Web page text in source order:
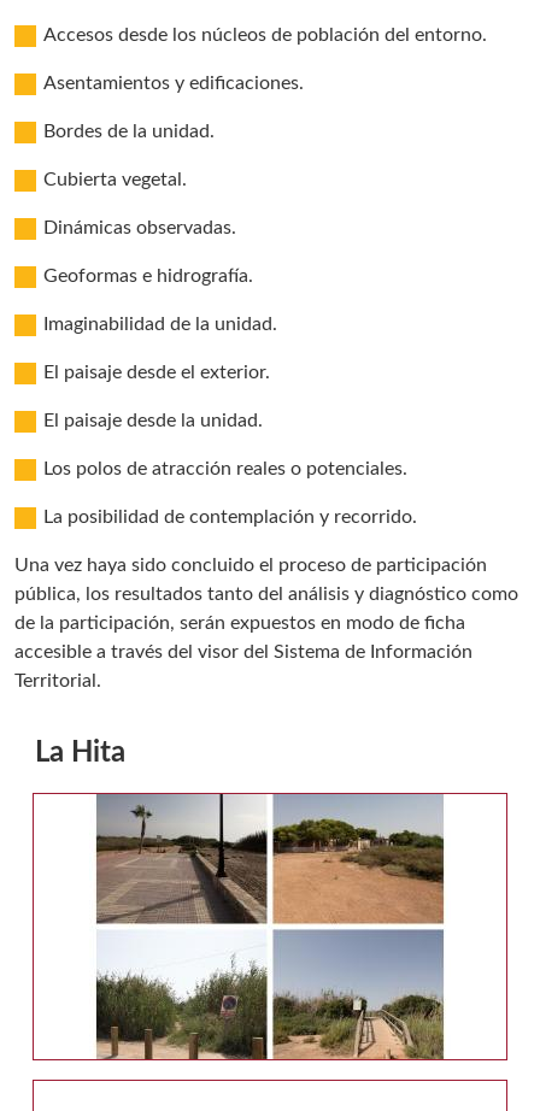
Accesos desde los núcleos de población del entorno.
Asentamientos y edificaciones.
Bordes de la unidad.
Cubierta vegetal.
Dinámicas observadas.
Geoformas e hidrografía.
Imaginabilidad de la unidad.
El paisaje desde el exterior.
El paisaje desde la unidad.
Los polos de atracción reales o potenciales.
La posibilidad de contemplación y recorrido.
Una vez haya sido concluido el proceso de participación
pública, los resultados tanto del análisis y diagnóstico como
de la participación, serán expuestos en modo de ficha
accesible a través del visor del Sistema de Información
Territorial.
La Hita
Galería multimedia